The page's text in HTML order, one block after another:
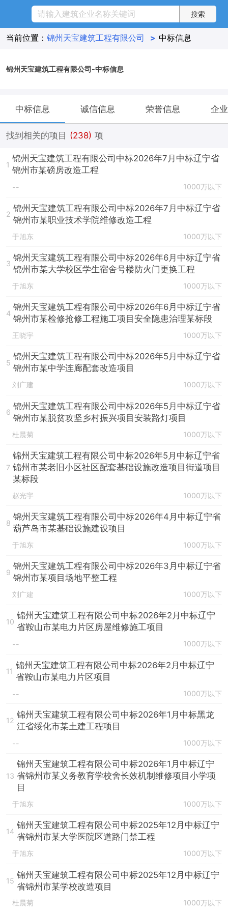
当前位置： 锦州天宝建筑工程有限公司 > 中标信息
锦州天宝建筑工程有限公司-中标信息
中标信息 诚信信息 荣誉信息 企
找到相关的项目 (238) 项
1
锦州天宝建筑工程有限公司中标2026年7月中标辽宁省
锦州市某磅房改造工程
-- 1000万以下
2
锦州天宝建筑工程有限公司中标2026年7月中标辽宁省
锦州市某职业技术学院维修改造工程
于旭东 1000万以下
3
锦州天宝建筑工程有限公司中标2026年6月中标辽宁省
锦州市某大学校区学生宿舍号楼防火门更换工程
于旭东 1000万以下
4
锦州天宝建筑工程有限公司中标2026年6月中标辽宁省
锦州市某检修抢修工程施工项目安全隐患治理某标段
王晓宇 1000万以下
5
锦州天宝建筑工程有限公司中标2026年5月中标辽宁省
锦州市某中学连廊配套改造项目
刘广建 1000万以下
6
锦州天宝建筑工程有限公司中标2026年5月中标辽宁省
锦州市某脱贫攻坚乡村振兴项目安装路灯项目
杜晨菊 1000万以下
7
锦州天宝建筑工程有限公司中标2026年5月中标辽宁省
锦州市某老旧小区社区配套基础设施改造项目街道项目
某标段
赵光宇 1000万以下
8
锦州天宝建筑工程有限公司中标2026年4月中标辽宁省
葫芦岛市某基础设施建设项目
于旭东 1000万以下
9
锦州天宝建筑工程有限公司中标2026年3月中标辽宁省
锦州市某项目场地平整工程
刘广建 1000万以下
10
锦州天宝建筑工程有限公司中标2026年2月中标辽宁
省鞍山市某电力片区房屋维修施工项目
-- 1000万以下
11
锦州天宝建筑工程有限公司中标2026年2月中标辽宁
省鞍山市某电力片区项目
-- 1000万以下
12
锦州天宝建筑工程有限公司中标2026年1月中标黑龙
江省绥化市某土建工程项目
-- 1000万以下
13
锦州天宝建筑工程有限公司中标2026年1月中标辽宁
省锦州市某义务教育学校舍长效机制维修项目小学项
目
于旭东 1000万以下
14
锦州天宝建筑工程有限公司中标2025年12月中标辽宁
省锦州市某大学医院区道路门禁工程
于旭东 1000万以下
15
锦州天宝建筑工程有限公司中标2025年12月中标辽宁
省锦州市某学校改造项目
杜晨菊 1000万以下